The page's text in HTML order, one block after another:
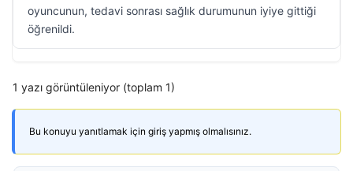
oyuncunun, tedavi sonrası sağlık durumunun iyiye gittiği
öğrenildi.
1 yazı görüntüleniyor (toplam 1)
Bu konuyu yanıtlamak için giriş yapmış olmalısınız.